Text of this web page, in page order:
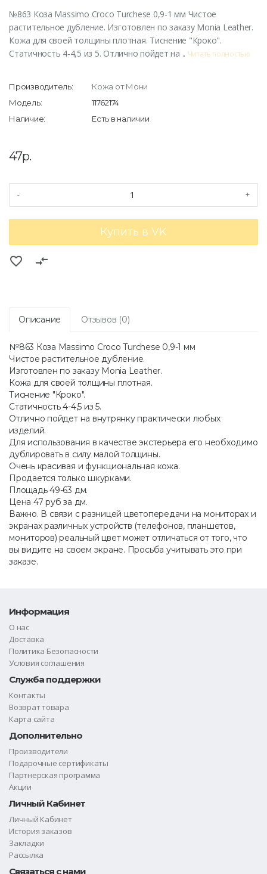
№863 Коза Massimo Croco Turchese 0,9-1 мм Чистое
растительное дубление. Изготовлен по заказу Monia Leather.
Кожа для своей толщины плотная. Тиснение "Кроко".
Статичность 4-4,5 из 5. Отлично пойдет на .. Читать полностью
Производитель:
Кожа от Мони
Модель:
11762174
Наличие:
Есть в наличии
47р.
- +
Купить в VK
favorite_border compare_arrows
Описание Отзывов (0)
№863 Коза Massimo Croco Turchese 0,9-1 мм
Чистое растительное дубление.
Изготовлен по заказу Monia Leather.
Кожа для своей толщины плотная.
Тиснение "Кроко".
Статичность 4-4,5 из 5.
Отлично пойдет на внутрянку практически любых
изделий.
Для использования в качестве экстерьера его необходимо
дублировать в силу малой толщины.
Очень красивая и функциональная кожа.
Продается только шкурками.
Площадь 49-63 дм.
Цена 47 руб за дм.
Важно. В связи с разницей цветопередачи на мониторах и
экранах различных устройств (телефонов, планшетов,
мониторов) реальный цвет может отличаться от того, что
вы видите на своем экране. Просьба учитывать это при
заказе.
Информация
О нас
Доставка
Политика Безопасности
Условия соглашения
Служба поддержки
Контакты
Возврат товара
Карта сайта
Дополнительно
Производители
Подарочные сертификаты
Партнерская программа
Акции
Личный Кабинет
Личный Кабинет
История заказов
Закладки
Рассылка
Связаться с нами